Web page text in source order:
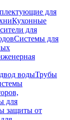
для
Кухонные
для
Системы для
водыТрубы
для
защиты от